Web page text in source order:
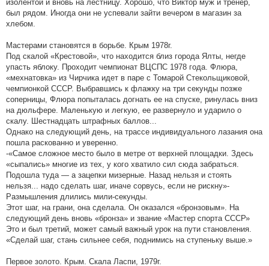
изолентой и вновь на лестницу. Хорошо, что Виктор муж и тренер,
был рядом. Иногда они не успевали зайти вечером в магазин за
хлебом.
Мастерами становятся в борьбе. Крым 1978г.
Под скалой «Крестовой», что находится близ города Ялты, негде
упасть яблоку. Проходит чемпионат ВЦСПС 1978 года. Флюра,
«мехнатовка» из Чирчика идет в паре с Томарой Стекольщиковой,
чемпионкой СССР. Выбравшись к флажку на три секунды позже
соперницы, Флюра попыталась догнать ее на спуске, ринулась вниз
на дюльфере. Маленькую и легкую, ее развернуло и ударило о
скалу. Шестнадцать штрафных баллов...
Однако на следующий день, на трассе индивидуального лазания она
пошла раскованно и уверенно.
-«Самое сложное место было в метре от верхней площадки. Здесь
«сыпались» многие из тех, у кого хватило сил сюда забраться.
Подошла туда — а зацепки мизерные. Назад нельзя и стоять
нельзя... надо сделать шаг, иначе сорвусь, если не рискну»-
Размышления длились мили-секунды.
Этот шаг, на грани, она сделала. Он оказался «бронзовым». На
следующий день вновь «бронза» и звание «Мастер спорта СССР»
Это и был третий, может самый важный урок на пути становления.
«Сделай шаг, стань сильнее себя, поднимись на ступеньку выше.»
Первое золото. Крым. Скала Ласпи, 1979г.